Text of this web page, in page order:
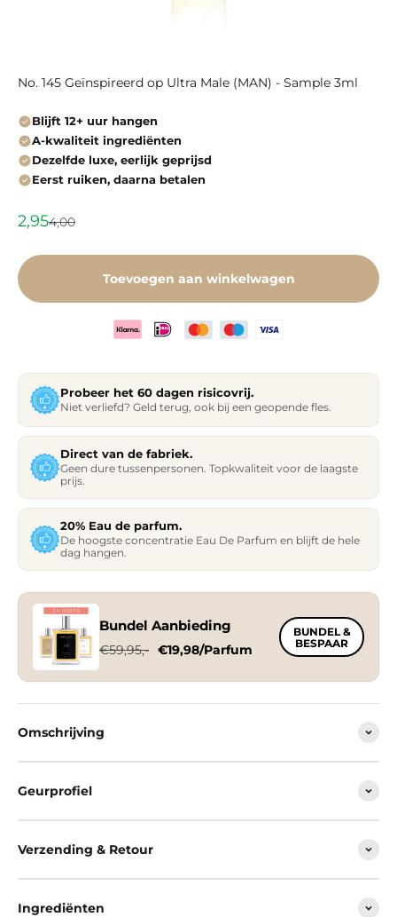
No. 145 Geïnspireerd op Ultra Male (MAN) - Sample 3ml
Blijft 12+ uur hangen
A-kwaliteit ingrediënten
Dezelfde luxe, eerlijk geprijsd
Eerst ruiken, daarna betalen
Aanbiedingsprijs
2,95Normale prijs
4,00
Toevoegen aan winkelwagen
Probeer het 60 dagen risicovrij.
Niet verliefd? Geld terug, ook bij een geopende fles.
Direct van de fabriek.
Geen dure tussenpersonen. Topkwaliteit voor de laagste
prijs.
20% Eau de parfum.
De hoogste concentratie Eau De Parfum en blijft de hele
dag hangen.
Bundel Aanbieding
€59,95,- €19,98/Parfum
BUNDEL &
BESPAAR
Omschrijving
Geurprofiel
Verzending & Retour
Ingrediënten